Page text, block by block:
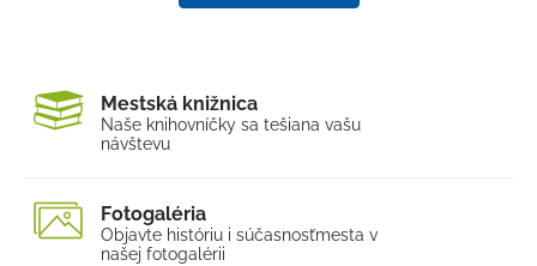
Mestská knižnica
Naše knihovníčky sa tešiana vašu
návštevu
Fotogaléria
Objavte históriu i súčasnosťmesta v
našej fotogalérii